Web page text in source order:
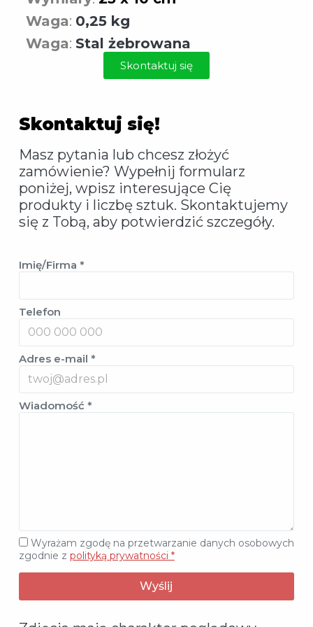
Waga: 0,25 kg
Waga: Stal żebrowana
Skontaktuj się
Skontaktuj się!
Masz pytania lub chcesz złożyć
zamówienie? Wypełnij formularz
poniżej, wpisz interesujące Cię
produkty i liczbę sztuk. Skontaktujemy
się z Tobą, aby potwierdzić szczegóły.
Imię/Firma *
Telefon
Adres e-mail *
Wiadomość *
Wyrażam zgodę na przetwarzanie danych osobowych
zgodnie z polityką prywatności *